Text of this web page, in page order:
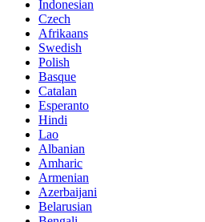
Indonesian
Czech
Afrikaans
Swedish
Polish
Basque
Catalan
Esperanto
Hindi
Lao
Albanian
Amharic
Armenian
Azerbaijani
Belarusian